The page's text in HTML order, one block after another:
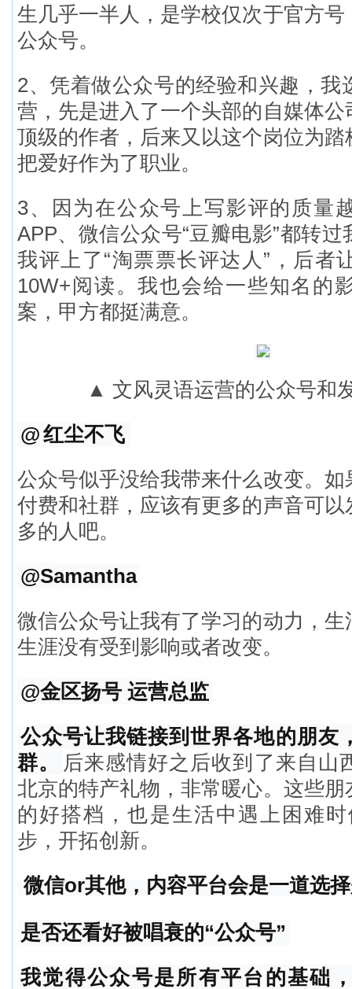
生几乎一半人，是学校仅次于官方
公众号。
2、凭着做公众号的经验和兴趣，我
营，先是进入了一个头部的自媒体
顶级的作者，后来又以这个岗位为
把爱好作为了职业。
3、因为在公众号上写影评的质量
APP、微信公众号“豆瓣电影”都转
我评上了“淘票票长评达人”，后者
10W+阅读。我也会给一些知名的
案，甲方都挺满意。
▲ 文风灵语运营的公众号和
@红尘不飞
公众号似乎没给我带来什么改变。
付费和社群，应该有更多的声音可
多的人吧。
@Samantha
微信公众号让我有了学习的动力，
生涯没有受到影响或者改变。
@金区扬号 运营总监
公众号让我链接到世界各地的朋友
群。
后来感情好之后收到了来自山
北京的特产礼物，非常暖心。这些
的好搭档，也是生活中遇上困难
步，开拓创新。
微信or其他，内容平台会是一道选
是否还看好被唱衰的“公众号”
我觉得公众号是所有平台的基础